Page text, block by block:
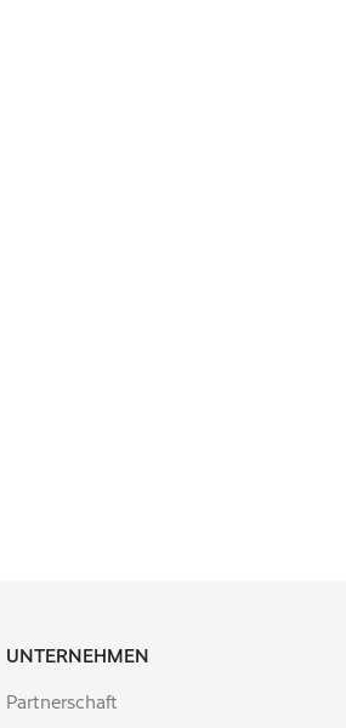
UNTERNEHMEN
Partnerschaft